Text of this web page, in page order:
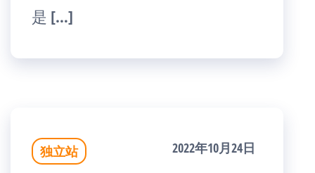
是 […]
独立站 2022年10月24日